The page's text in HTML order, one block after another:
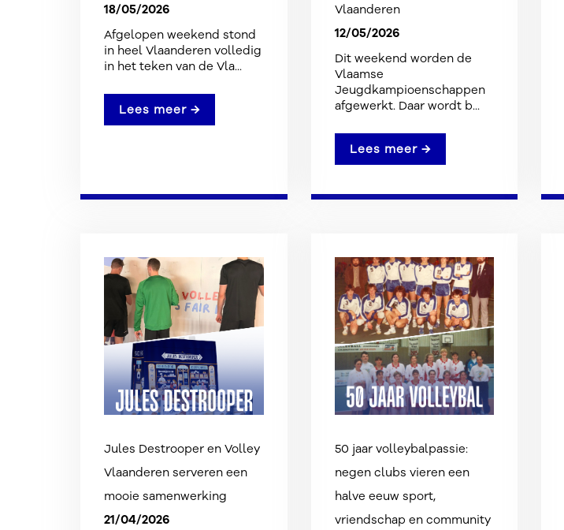
18/05/2026
Afgelopen weekend stond
in heel Vlaanderen volledig
in het teken van de Vla...
Lees meer →
Vlaanderen
12/05/2026
Dit weekend worden de
Vlaamse
Jeugdkampioenschappen
afgewerkt. Daar wordt b...
Lees meer →
Jules Destrooper en Volley
Vlaanderen serveren een
mooie samenwerking
21/04/2026
50 jaar volleybalpassie:
negen clubs vieren een
halve eeuw sport,
vriendschap en community